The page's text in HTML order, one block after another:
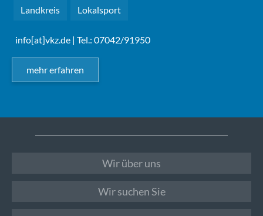
Landkreis Lokalsport
info[at]vkz.de | Tel.: 07042/91950
mehr erfahren
Wir über uns
Wir suchen Sie